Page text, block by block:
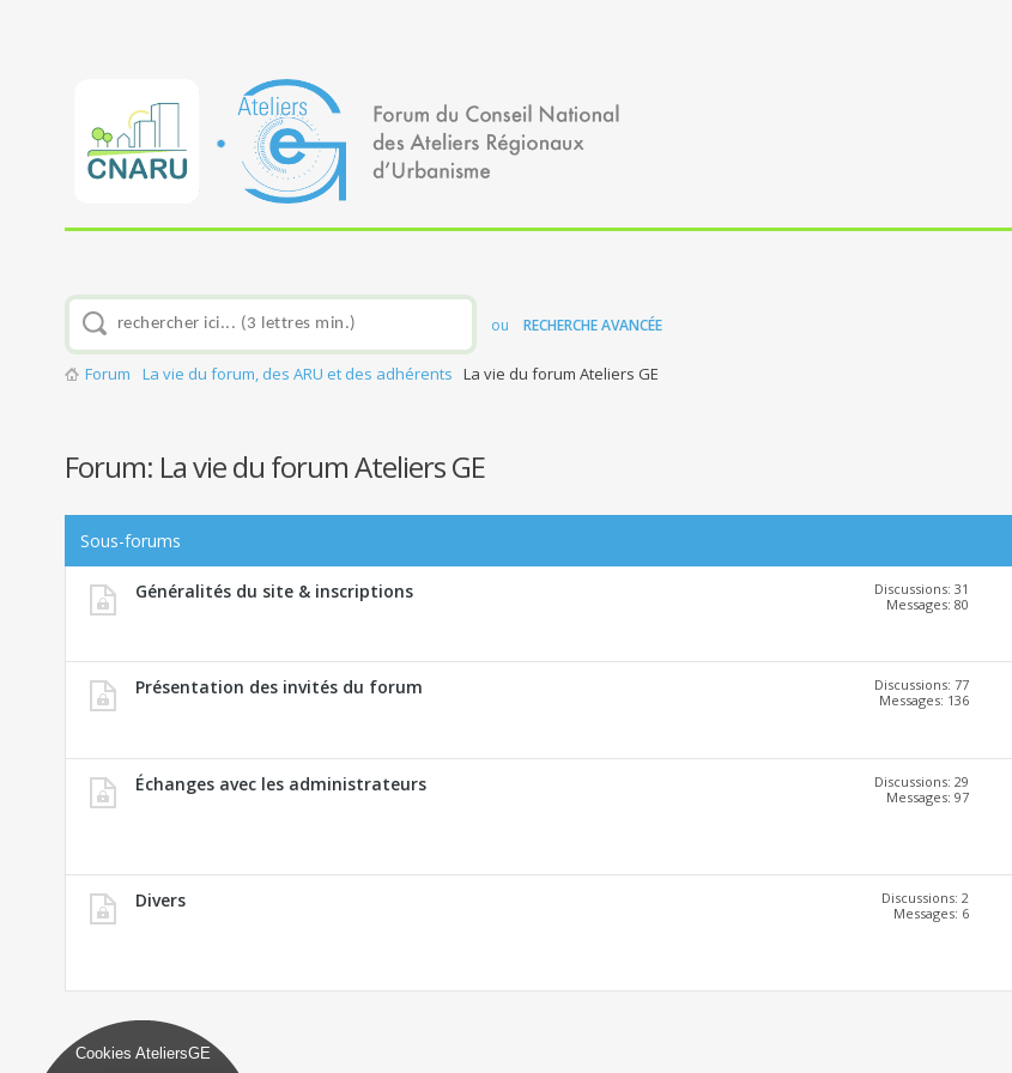
ou RECHERCHE AVANCÉE
Forum La vie du forum, des ARU et des adhérents La vie du forum Ateliers GE
Forum: La vie du forum Ateliers GE
Sous-forums
Généralités du site & inscriptions
Discussions: 31
Messages: 80
Présentation des invités du forum
Discussions: 77
Messages: 136
Échanges avec les administrateurs
Discussions: 29
Messages: 97
Divers
Discussions: 2
Messages: 6
Cookies AteliersGE